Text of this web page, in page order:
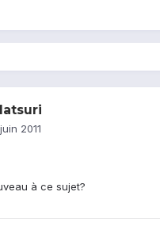
2011
à ce sujet?